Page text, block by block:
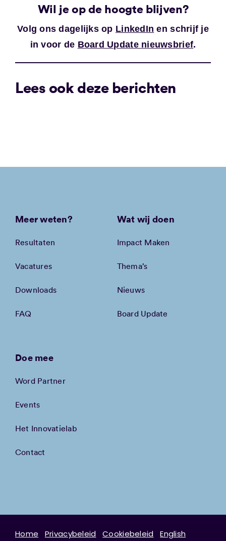
Wil je op de hoogte blijven?
Volg ons dagelijks op LinkedIn en schrijf je
in voor de Board Update nieuwsbrief.
Lees ook deze berichten
Meer weten?
Resultaten
Vacatures
Downloads
FAQ
Wat wij doen
Impact Maken
Thema’s
Nieuws
Board Update
Doe mee
Word Partner
Events
Het Innovatielab
Contact
Home Privacybeleid Cookiebeleid English